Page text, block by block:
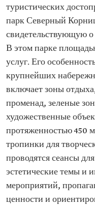
туристических
парк Северный
свидетельствующую
В этом парке
услуг. Его
крупнейших
включает зоны
променад, зеленые
художественные
протяженностью 450
тропинки для
проводятся сеансы
эстетические темы и
мероприятий,
ценности и